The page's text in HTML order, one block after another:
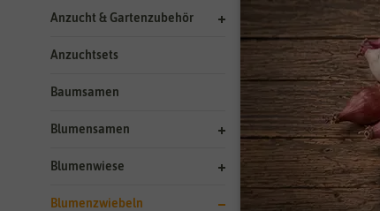
Anzucht & Gartenzubehör
Anzuchtsets
Baumsamen
Blumensamen
Blumenwiese
Blumenzwiebeln
wundervollen
Blumenbeet
violetten oder
0 Ergebnisse